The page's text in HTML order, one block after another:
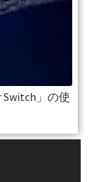
Switch」の使